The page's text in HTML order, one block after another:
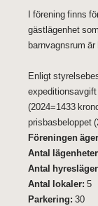
I förening finns
gästlägenhet
barnvagnsrum
Enligt
(2024=1433
prisbasbeloppet
Föreningen
Antal
Antal
Antal lokaler: 5
Parkering: 30